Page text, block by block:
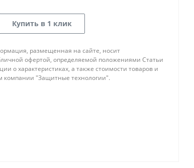
Купить в 1 клик
размещенная на сайте, носит
офертой, определяемой положениями Статьи
о характеристиках, а также стоимости товаров и
компании "Защитные технологии".